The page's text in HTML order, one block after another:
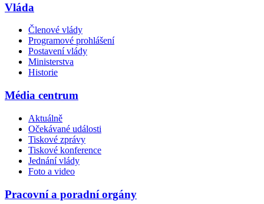
Vláda
Členové vlády
Programové prohlášení
Postavení vlády
Ministerstva
Historie
Média centrum
Aktuálně
Očekávané události
Tiskové zprávy
Tiskové konference
Jednání vlády
Foto a video
Pracovní a poradní orgány